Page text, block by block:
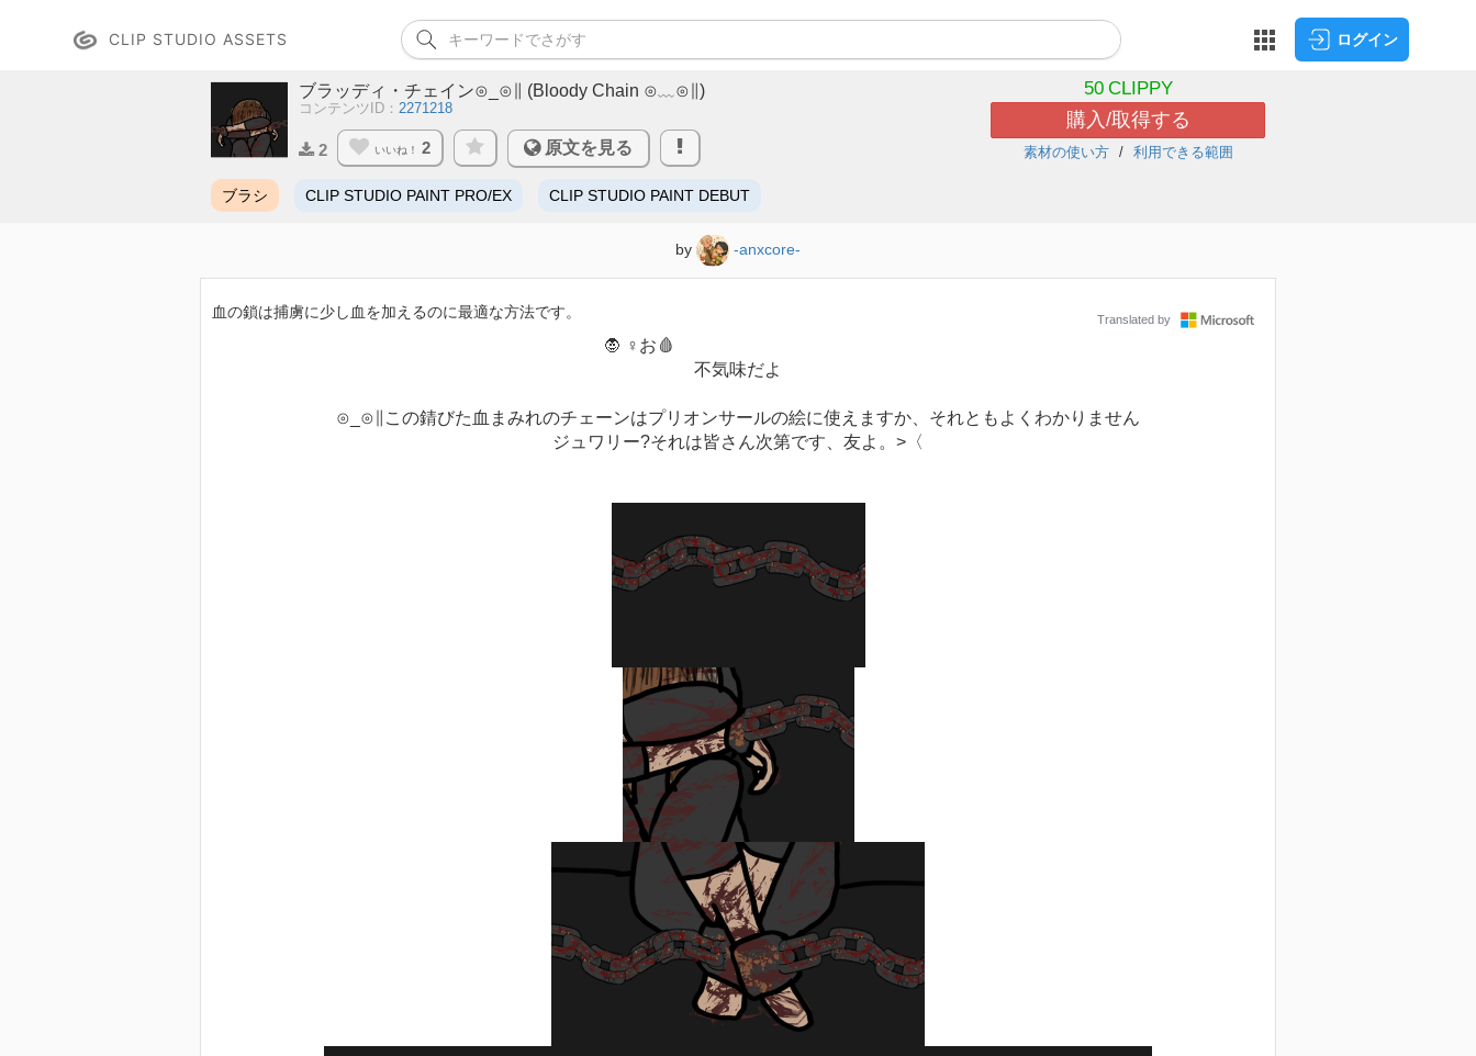
CLIP STUDIO ASSETS ログイン
ブラッディ・チェイン⊙_⊙∥ (Bloody Chain ⊙﹏⊙∥)
コンテンツID： 2271218
2 いいね！ 2 原文を見る
50 CLIPPY
購入/取得する
素材の使い方 利用できる範囲
ブラシ CLIP STUDIO PAINT PRO/EX CLIP STUDIO PAINT DEBUT
by -anxcore-
Translated by
血の鎖は捕虜に少し血を加えるのに最適な方法です。
🧛 ♀️お🩸
不気味だよ
⊙_⊙∥この錆びた血まみれのチェーンはプリオンサールの絵に使えますか、それともよくわかりません
ジュワリー?それは皆さん次第です、友よ。>〈